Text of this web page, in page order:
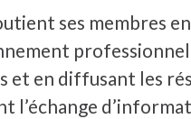
ses membres
et en diffusant les
l’échange